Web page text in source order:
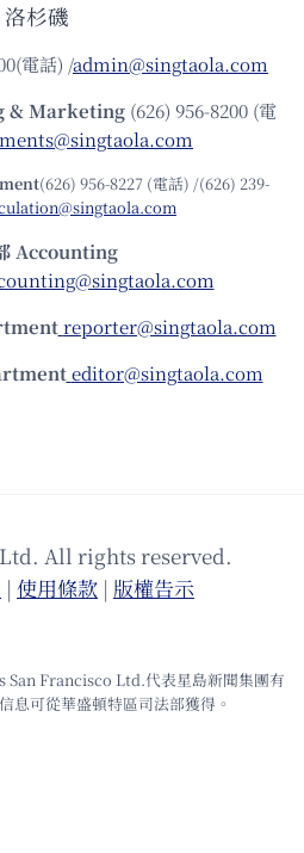
洛杉磯
電話) /admin@singtaola.com
& Marketing (626) 956-8200 (電
(626) 956-8227 (電話) /(626) 239-
Accounting
reporter@singtaola.com
editor@singtaola.com
All rights reserved.
| 使⽤條款 | 版權告⽰
San Francisco Ltd.代表星島新聞集團有
息可從華盛頓特區司法部獲得。